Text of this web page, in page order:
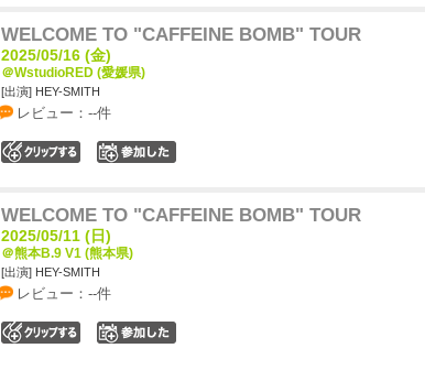
WELCOME TO "CAFFEINE BOMB" TOUR
2025/05/16 (金)
＠WstudioRED (愛媛県)
[出演] HEY-SMITH
レビュー：--件
WELCOME TO "CAFFEINE BOMB" TOUR
2025/05/11 (日)
＠熊本B.9 V1 (熊本県)
[出演] HEY-SMITH
レビュー：--件